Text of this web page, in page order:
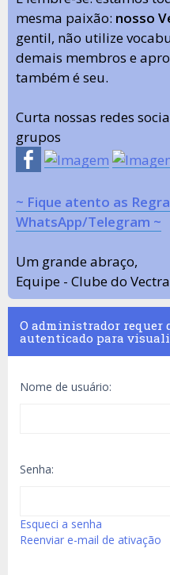
mesma paixão: nosso
gentil, não utilize
demais membros e
também é seu.
Curta nossas redes
grupos
~ Fique atento as
WhatsApp/Telegram ~
Um grande abraço,
Equipe - Clube do Vectra
O administrador requer
autenticado para
Nome de usuário:
Senha:
Esqueci a senha
Reenviar e-mail de ativação